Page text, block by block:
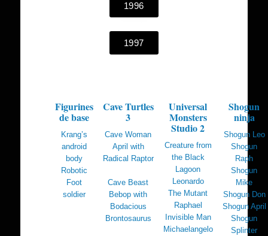
1996
1997
Figurines
de base
Krang’s
android
body
Robotic
Foot
soldier
Cave Turtles
3
Cave Woman
April with
Radical Raptor
Cave Beast
Bebop with
Bodacious
Brontosaurus
Universal
Monsters
Studio 2
Creature from
the Black
Lagoon
Leonardo
The Mutant
Raphael
Invisible Man
Michaelangelo
Shogun
ninja
Shogun Leo
Shogun
Raph
Shogun
Mike
Shogun Don
Shogun April
Shogun
Splinter